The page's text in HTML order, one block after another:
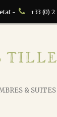
- +33 (0)
& SUITES